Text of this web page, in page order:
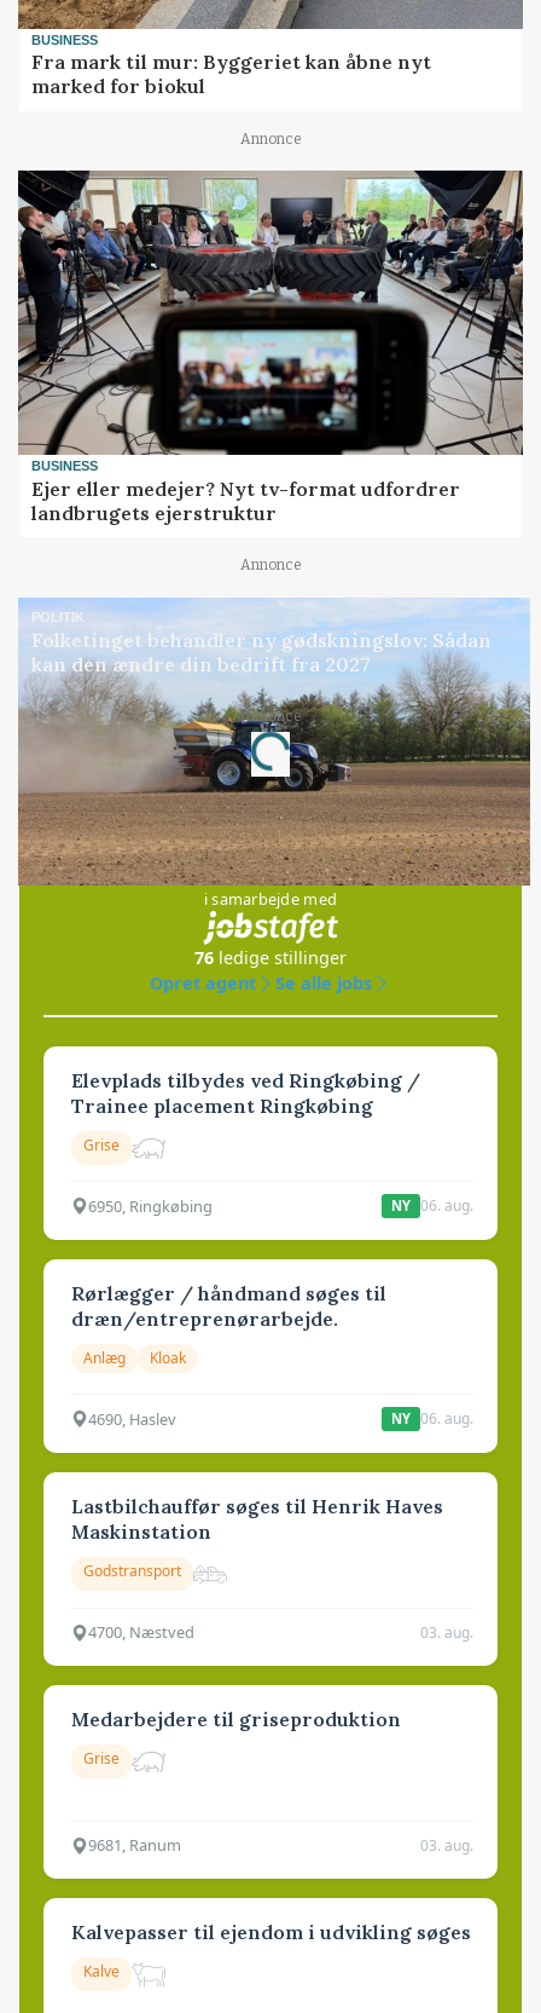
BUSINESS
Fra mark til mur: Byggeriet kan åbne nyt
marked for biokul
Annonce
BUSINESS
Ejer eller medejer? Nyt tv-format udfordrer
landbrugets ejerstruktur
Annonce
POLITIK
Folketinget behandler ny gødskningslov: Sådan
kan den ændre din bedrift fra 2027
Annonce
Loading...
Jobs
i samarbejde med
76 ledige stillinger
Opret agent
Se alle jobs
Elevplads tilbydes ved Ringkøbing /
Trainee placement Ringkøbing
Grise
6950, Ringkøbing NY 06. aug.
Rørlægger / håndmand søges til
dræn/entreprenørarbejde.
Anlæg Kloak
4690, Haslev NY 06. aug.
Lastbilchauffør søges til Henrik Haves
Maskinstation
Godstransport
4700, Næstved 03. aug.
Medarbejdere til griseproduktion
Grise
9681, Ranum 03. aug.
Kalvepasser til ejendom i udvikling søges
Kalve